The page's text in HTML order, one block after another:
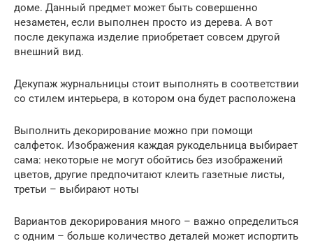
доме. Данный предмет может быть совершенно
незаметен, если выполнен просто из дерева. А вот
после декупажа изделие приобретает совсем другой
внешний вид.
Декупаж журнальницы стоит выполнять в соответствии
со стилем интерьера, в котором она будет расположена
Выполнить декорирование можно при помощи
салфеток. Изображения каждая рукодельница выбирает
сама: некоторые не могут обойтись без изображений
цветов, другие предпочитают клеить газетные листы,
третьи – выбирают ноты
Вариантов декорирования много – важно определиться
с одним – больше количество деталей может испортить